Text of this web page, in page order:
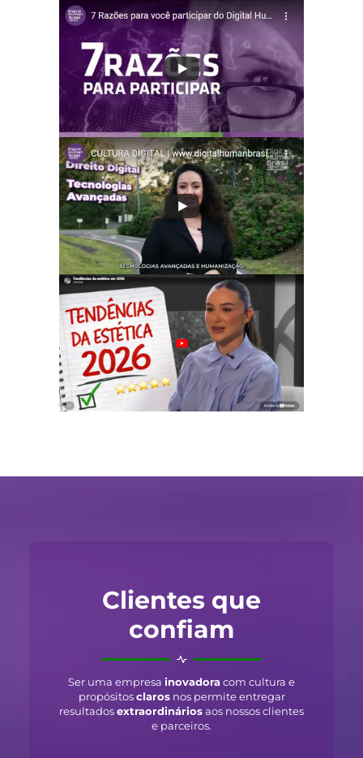
Clientes que
confiam
Ser uma empresa inovadoracom cultura e
propósitosclarosnos permite entregar
resultadosextraordináriosaos nossos clientes
e parceiros.